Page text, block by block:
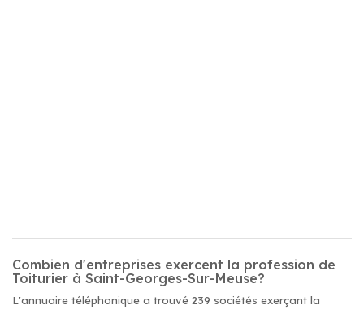
Combien d'entreprises exercent la profession de
Toiturier à Saint-Georges-Sur-Meuse?
L'annuaire téléphonique a trouvé 239 sociétés exerçant la